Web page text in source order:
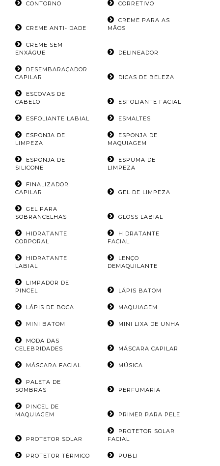
CONTORNO CORRETIVO
CREME ANTI-IDADE
CREME PARA AS
MÃOS
CREME SEM
ENXÁGUE
DELINEADOR
DESEMBARAÇADOR
CAPILAR
DICAS DE BELEZA
ESCOVAS DE
CABELO
ESFOLIANTE FACIAL
ESFOLIANTE LABIAL ESMALTES
ESPONJA DE
LIMPEZA
ESPONJA DE
MAQUIAGEM
ESPONJA DE
SILICONE
ESPUMA DE
LIMPEZA
FINALIZADOR
CAPILAR
GEL DE LIMPEZA
GEL PARA
SOBRANCELHAS
GLOSS LABIAL
HIDRATANTE
CORPORAL
HIDRATANTE
FACIAL
HIDRATANTE
LABIAL
LENÇO
DEMAQUILANTE
LIMPADOR DE
PINCEL
LÁPIS BATOM
LÁPIS DE BOCA MAQUIAGEM
MINI BATOM MINI LIXA DE UNHA
MODA DAS
CELEBRIDADES
MÁSCARA CAPILAR
MÁSCARA FACIAL MÚSICA
PALETA DE
SOMBRAS
PERFUMARIA
PINCEL DE
MAQUIAGEM
PRIMER PARA PELE
PROTETOR SOLAR
PROTETOR SOLAR
FACIAL
PROTETOR TÉRMICO PUBLI